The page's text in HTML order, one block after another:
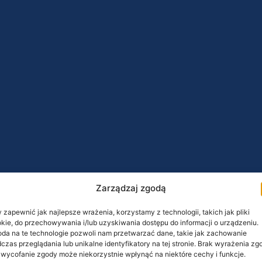
Zarządzaj zgodą
zapewnić jak najlepsze wrażenia, korzystamy z technologii, takich jak pliki
do przechowywania i/lub uzyskiwania dostępu do informacji o urządzeniu.
na te technologie pozwoli nam przetwarzać dane, takie jak zachowanie
przeglądania lub unikalne identyfikatory na tej stronie. Brak wyrażenia
wycofanie zgody może niekorzystnie wpłynąć na niektóre cechy i funkcje.